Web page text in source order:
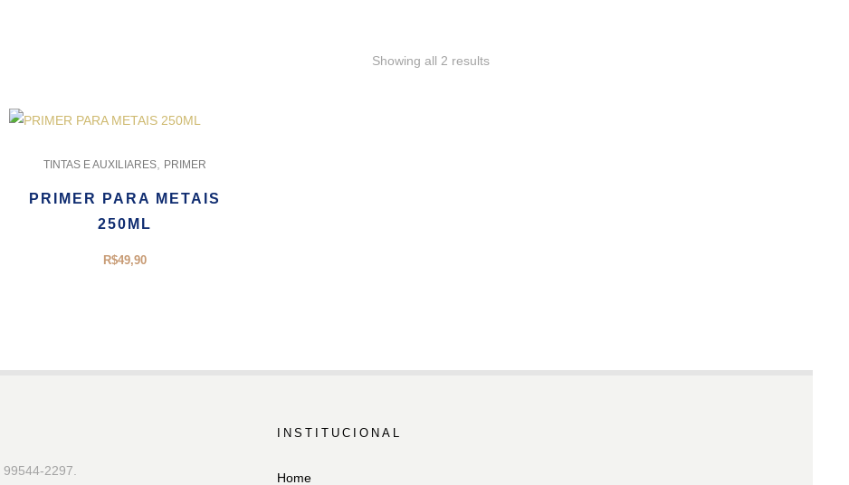
Showing all 2 results
TINTAS E AUXILIARES PRIMER
PRIMER PARA METAIS
250ML
R$49,90
2297.
INSTITUCIONAL
Home